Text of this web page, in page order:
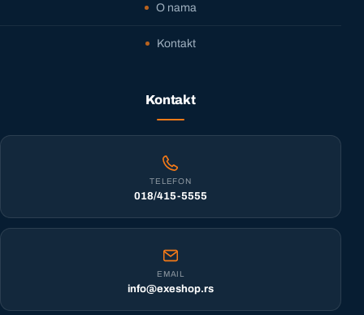
O nama
Kontakt
Kontakt
TELEFON
018/415-5555
EMAIL
info@exeshop.rs